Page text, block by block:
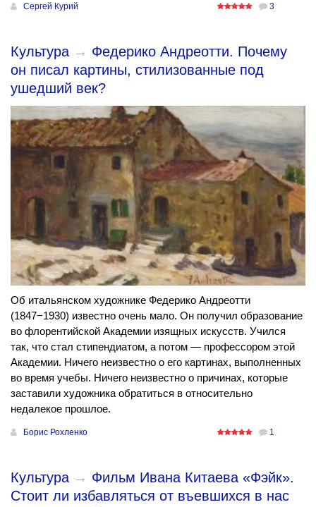
Сергей Курий 3
Культура → Федерико Андреотти. Почему
он писал картины, стилизованные под
ушедший век?
Об итальянском художнике Федерико Андреотти
(1847−1930) известно очень мало. Он получил образование
во флорентийской Академии изящных искусств. Учился
так, что стал стипендиатом, а потом — профессором этой
Академии. Ничего неизвестно о его картинах, выполненных
во время учебы. Ничего неизвестно о причинах, которые
заставили художника обратиться в относительно
недалекое прошлое.
Борис Рохленко 1
Культура → Фильм Ивана Китаева «Фэйк».
Стоит ли избавляться от въевшихся в нас